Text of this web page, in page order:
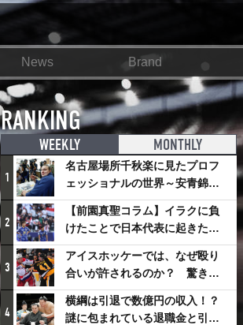
News Brand
RANKING
WEEKLY MONTHLY
1
名古屋場所千秋楽に見たプロフ
ェッショナルの世界～安青錦の
優勝を巡るさまざまなドラマ
2
【前園真聖コラム】イラクに負
けたことで日本代表に起きたプ
ラスとは
3
アイスホッケーでは、なぜ殴り
合いが許されるのか？ 驚きの
「ファイティング」ルールにつ
いて
4
横綱は引退で数億円の収入！？
謎に包まれている退職金と引退